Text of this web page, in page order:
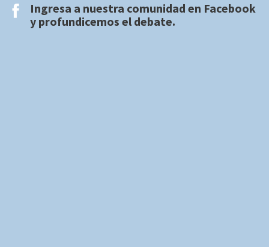
Ingresa a nuestra comunidad en Facebook
y profundicemos el debate.